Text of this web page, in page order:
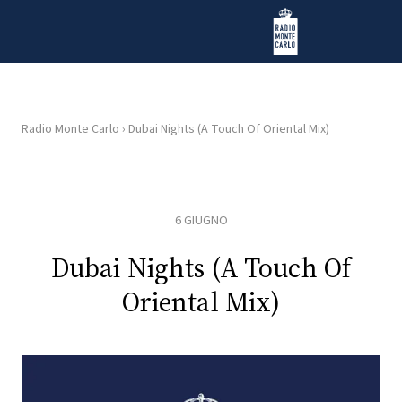
Radio Monte Carlo
WEB
RADIO
Radio Monte Carlo › Dubai Nights (A Touch Of Oriental Mix)
6 GIUGNO
Dubai Nights (A Touch Of
Oriental Mix)